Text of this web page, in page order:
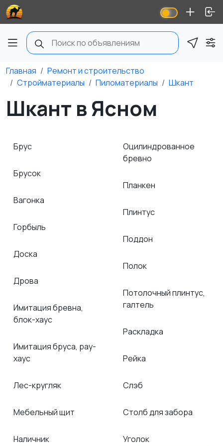
Главная
Ремонт и строительство
Стройматериалы
Пиломатериалы Шкант
Шкант в Ясном
Брус
Брусок
Вагонка
Горбыль
Доска
Дрова
Имитация бревна,
блок-хаус
Имитация бруса, рау-
хаус
Лес-кругляк
Мебельный щит
Наличник
Оцилиндрованное
бревно
Планкен
Плинтус
Поддон
Полок
Потолочный плинтус,
галтель
Раскладка
Рейка
Слэб
Столб для забора
Уголок